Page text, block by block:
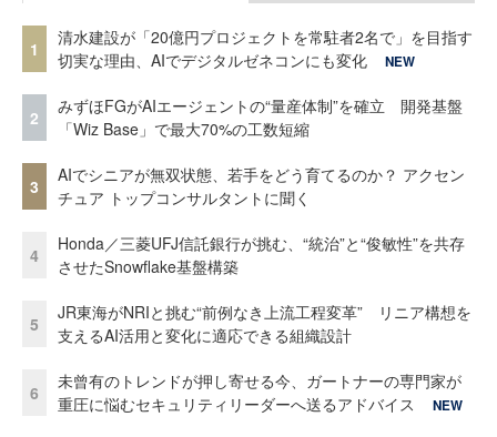
1
清水建設が「20億円プロジェクトを常駐者2名で」を目指す
切実な理由、AIでデジタルゼネコンにも変化
NEW
2
みずほFGがAIエージェントの“量産体制”を確立 開発基盤
「Wiz Base」で最大70%の工数短縮
3
AIでシニアが無双状態、若手をどう育てるのか？ アクセン
チュア トップコンサルタントに聞く
4
Honda／三菱UFJ信託銀行が挑む、“統治”と“俊敏性”を共存
させたSnowflake基盤構築
5
JR東海がNRIと挑む“前例なき上流工程変革” リニア構想を
支えるAI活用と変化に適応できる組織設計
6
未曾有のトレンドが押し寄せる今、ガートナーの専門家が
重圧に悩むセキュリティリーダーへ送るアドバイス
NEW